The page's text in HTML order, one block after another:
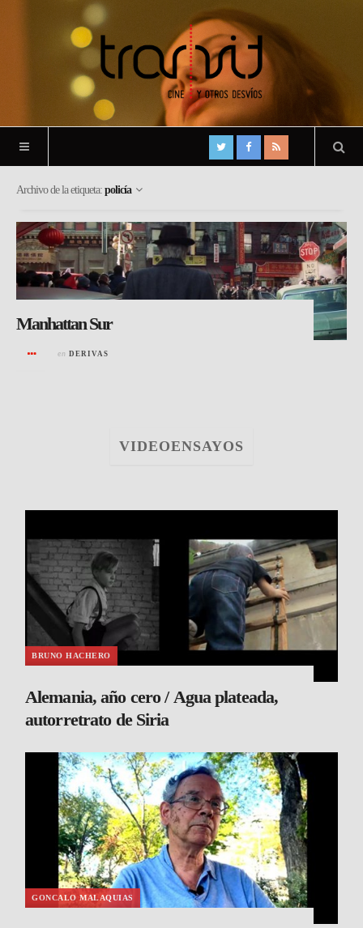
Archivo de la etiqueta: policía
Manhattan Sur
en DERIVAS
VIDEOENSAYOS
BRUNO HACHERO
Alemania, año cero / Agua plateada,
autorretrato de Siria
GONCALO MALAQUIAS